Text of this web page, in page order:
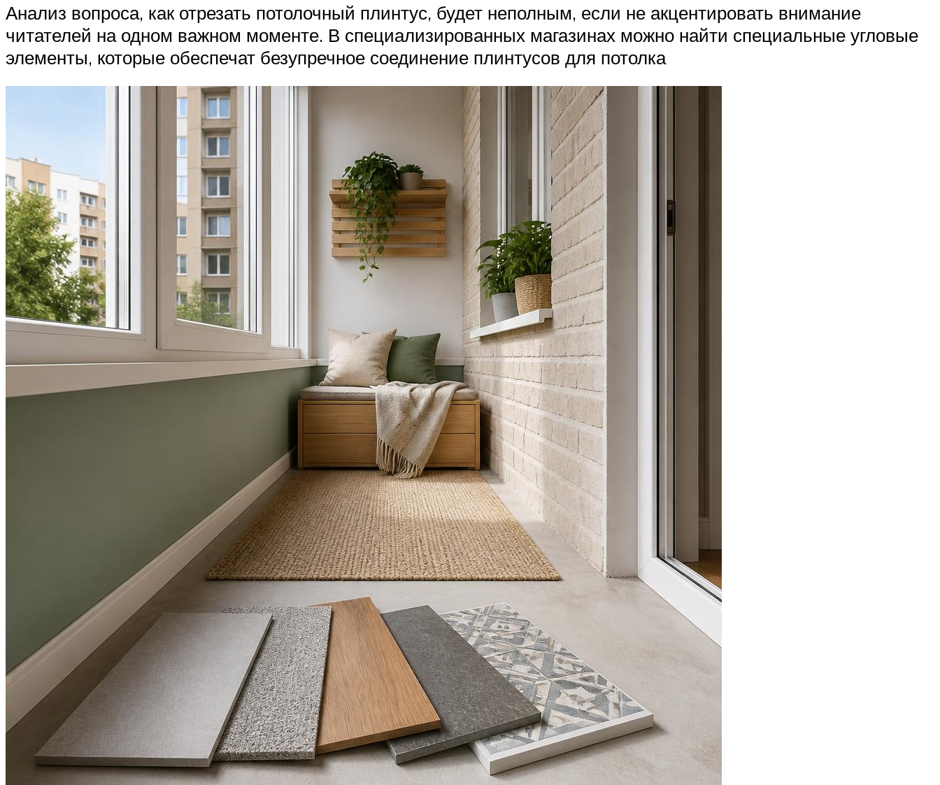
Анализ вопроса, как отрезать потолочный плинтус, будет неполным, если не акцентировать внимание
читателей на одном важном моменте. В специализированных магазинах можно найти специальные угловые
элементы, которые обеспечат безупречное соединение плинтусов для потолка